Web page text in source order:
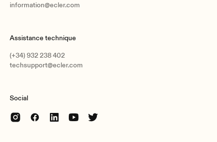
information@ecler.com
Assistance technique
(+34) 932 238 402
techsupport@ecler.com
Social